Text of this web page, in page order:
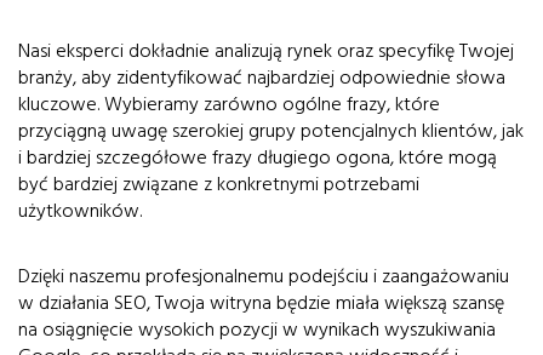
Nasi eksperci dokładnie analizują rynek oraz specyfikę Twojej
branży, aby zidentyfikować najbardziej odpowiednie słowa
kluczowe. Wybieramy zarówno ogólne frazy, które
przyciągną uwagę szerokiej grupy potencjalnych klientów, jak
i bardziej szczegółowe frazy długiego ogona, które mogą
być bardziej związane z konkretnymi potrzebami
użytkowników.
Dzięki naszemu profesjonalnemu podejściu i zaangażowaniu
w działania SEO, Twoja witryna będzie miała większą szansę
na osiągnięcie wysokich pozycji w wynikach wyszukiwania